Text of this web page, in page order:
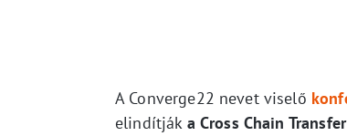
A Converge22 nevet viselő
elindítják a Cross Chain